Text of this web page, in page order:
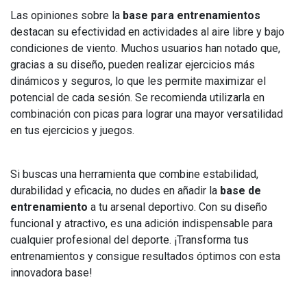
Las opiniones sobre la base para entrenamientos
destacan su efectividad en actividades al aire libre y bajo
condiciones de viento. Muchos usuarios han notado que,
gracias a su diseño, pueden realizar ejercicios más
dinámicos y seguros, lo que les permite maximizar el
potencial de cada sesión. Se recomienda utilizarla en
combinación con picas para lograr una mayor versatilidad
en tus ejercicios y juegos.
Si buscas una herramienta que combine estabilidad,
durabilidad y eficacia, no dudes en añadir la base de
entrenamiento a tu arsenal deportivo. Con su diseño
funcional y atractivo, es una adición indispensable para
cualquier profesional del deporte. ¡Transforma tus
entrenamientos y consigue resultados óptimos con esta
innovadora base!